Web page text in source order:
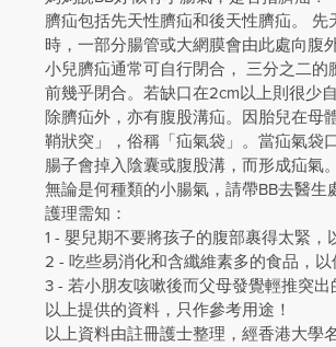
臍疝包括先天性臍疝和後天性臍疝。
時，一部分腸管或大網膜會由此處向腹
小兒臍疝通常可自行閉合， 三分之二
前幾乎閉合。若缺口在2cm以上則很少
除臍疝外，亦有腹股溝疝。因胎兒在母
鞘狀突」，俗稱「疝氣袋」。當疝氣袋
腸子會掉入陰囊或腹股溝，而形成疝氣。
無論是何種類的小腸氣，請帶BB去醫生
護理需知：
1 - 嬰兒期不要將孩子的腹部裹得太緊
2 - 吃些易消化和含纖維素多的食品，
3 - 若小朋友咳嗽後而父母發覺輕推突
以上提供的資料，只作參考用途！
以上資料由註冊護士整理，經香港大學